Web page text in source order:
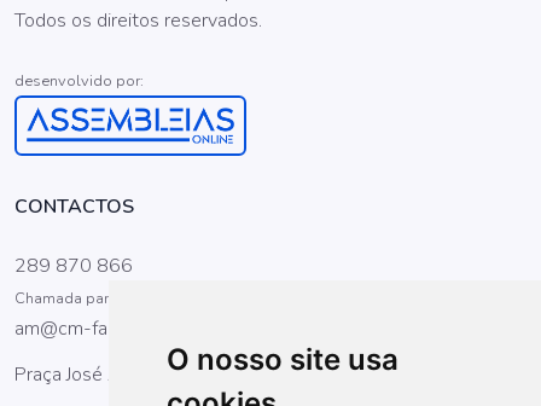
O nosso site usa
Todos os direitos reservados.
desenvolvido por:
CONTACTOS
289 870 866
Chamada para a rede fixa nacional
am@cm-faro.pt
Praça José Afonso, nº. 10 r/c 8000-173 Faro